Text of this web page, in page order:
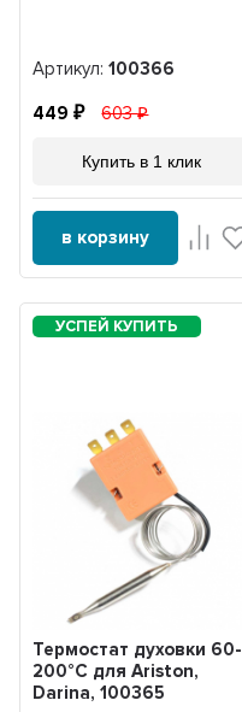
Артикул:100366
449 603
Купить в 1 клик
в корзину
Термостат духовки 60-
200°С для Ariston,
Darina, 100365